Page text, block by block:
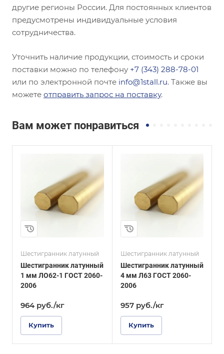
другие регионы России. Для постоянных клиентов
предусмотрены индивидуальные условия
сотрудничества.
Уточнить наличие продукции, стоимость и сроки
поставки можно по телефону +7 (343) 288-78-01
или по электронной почте info@1stall.ru. Также вы
можете отправить запрос на поставку.
Вам может понравиться
Шестигранник латунный
Шестигранник латунный
1 мм ЛО62-1 ГОСТ 2060-
2006
964 руб./кг
Купить
ГОСТ, ТУ
ГОСТ 2060-2006
Маркировка
ДШГПП
Шестигранник латунный
Шестигранник латунный
4 мм Л63 ГОСТ 2060-
2006
957 руб./кг
Купить
Сплав / Марка стали
ГОСТ, ТУ
ГОСТ 2060-2006
Маркировка
ДШГПП